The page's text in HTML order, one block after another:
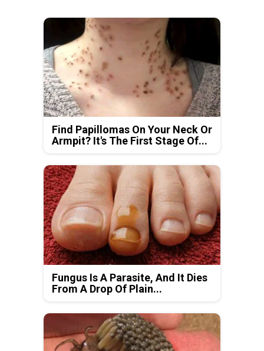
Find Papillomas On Your Neck Or
Armpit? It's The First Stage Of...
Fungus Is A Parasite, And It Dies
From A Drop Of Plain...